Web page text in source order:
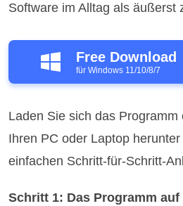
Software im Alltag als äußerst
Free Download
für Windows 11/10/8/7
Laden Sie sich das Programm
Ihren PC oder Laptop
einfachen Schritt-für-Schritt-
Schritt 1: Das Programm